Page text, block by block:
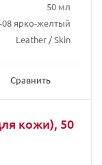
50 мл
08 ярко-желтый
Leather / Skin
Сравнить
кожи), 50